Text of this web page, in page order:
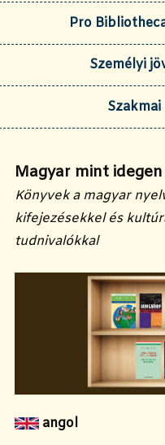
Pro
Személyi
Magyar mint
Könyvek a magyar
kifejezésekkel és
tudnivalókkal
angol